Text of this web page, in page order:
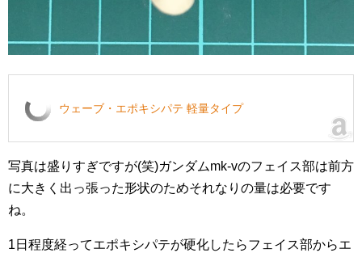
ウェーブ・エポキシパテ 軽量タイプ
写真は盛りすぎですが(笑)ガンダムmk-vのフェイス部は前方
に大きく出っ張った形状のためそれなりの量は必要です
ね。
1日程度経ってエポキシパテが硬化したらフェイス部からエ